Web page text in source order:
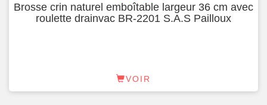
Brosse crin naturel emboîtable largeur 36 cm avec
roulette drainvac BR-2201 S.A.S Pailloux
VOIR